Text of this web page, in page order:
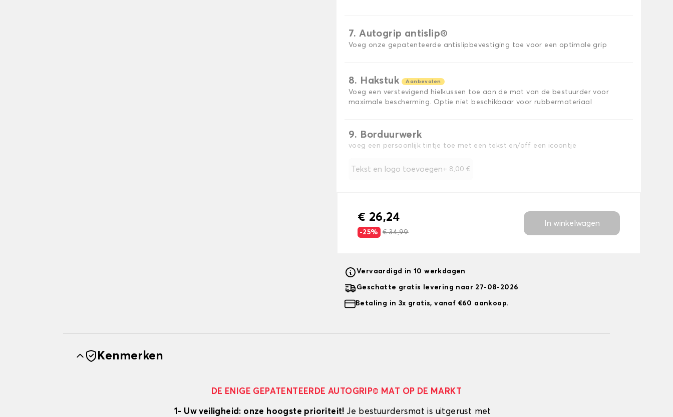
7. Autogrip antislip®
Voeg onze gepatenteerde antislipbevestiging toe voor een optimale grip
8. Hakstuk Aanbevolen
Voeg een verstevigend hielkussen toe aan de mat van de bestuurder voor
maximale bescherming. Optie niet beschikbaar voor rubbermateriaal
9. Borduurwerk
voeg een persoonlijk tintje toe met een tekst en/off een icoontje
Tekst en logo toevoegen+ 8,00 €
€ 26,24
-25% € 34,99
In winkelwagen
Vervaardigd in 10 werkdagen
Geschatte gratis levering naar 27-08-2026
Betaling in 3x gratis, vanaf €60 aankoop.
Kenmerken
DE ENIGE GEPATENTEERDE AUTOGRIP© MAT OP DE MARKT
1- Uw veiligheid: onze hoogste prioriteit!Je bestuurdersmat is uitgerust met